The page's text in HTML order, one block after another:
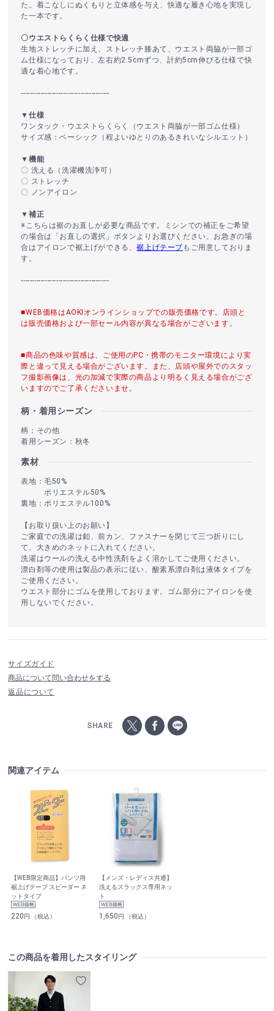
た。着こなしにぬくもりと立体感を与え、快適な履き心地を実現し
た一本です。
〇ウエストらくらく仕様で快適
生地ストレッチに加え、ストレッチ膝あて、ウエスト両脇が一部ゴ
ム仕様になっており、左右約2.5cmずつ、計約5cm伸びる仕様で快
適な着心地です。
----------------------------------------
▼仕様
ワンタック・ウエストらくらく（ウエスト両脇が一部ゴム仕様）
サイズ感：ベーシック（程よいゆとりのあるきれいなシルエット）
▼機能
〇 洗える（洗濯機洗浄可）
〇 ストレッチ
〇 ノンアイロン
▼補正
※こちらは裾のお直しが必要な商品です。ミシンでの補正をご希望
の場合は「お直しの選択」ボタンよりお選びください。お急ぎの場
合はアイロンで裾上げができる、裾上げテープもご用意しておりま
す。
----------------------------------------
■WEB価格はAOKIオンラインショップでの販売価格です。店頭と
は販売価格および一部セール内容が異なる場合がございます。
■商品の色味や質感は、ご使用のPC・携帯のモニター環境により実
際と違って見える場合がございます。また、店頭や屋外でのスタッ
フ撮影画像は、光の加減で実際の商品より明るく見える場合がござ
いますのでご了承くださいませ。
柄・着用シーズン
柄：その他
着用シーズン：秋冬
素材
表地：毛50%
ポリエステル50%
裏地：ポリエステル100%
【お取り扱い上のお願い】
ご家庭での洗濯は釦、前カン、ファスナーを閉じて三つ折りにし
て、大きめのネットに入れてください。
洗濯はウールの洗える中性洗剤をよく溶かしてご使用ください。
漂白剤等の使用は製品の表示に従い、酸素系漂白剤は液体タイプを
ご使用ください。
ウエスト部分にゴムを使用しております。ゴム部分にアイロンを使
用しないでください。
サイズガイド
商品について問い合わせをする
返品について
SHARE
関連アイテム
【WEB限定商品】パンツ用
裾上げテープ スピーダー ネ
ットタイプ
220円 （税込）
【メンズ・レディス共通】
洗えるスラックス専用ネッ
ト
1,650円 （税込）
この商品を着用したスタイリング